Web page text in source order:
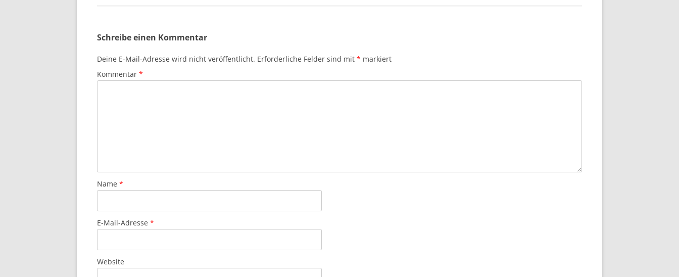
Schreibe einen Kommentar
Deine E-Mail-Adresse wird nicht veröffentlicht. Erforderliche Felder sind mit * markiert
Kommentar *
Name *
E-Mail-Adresse *
Website